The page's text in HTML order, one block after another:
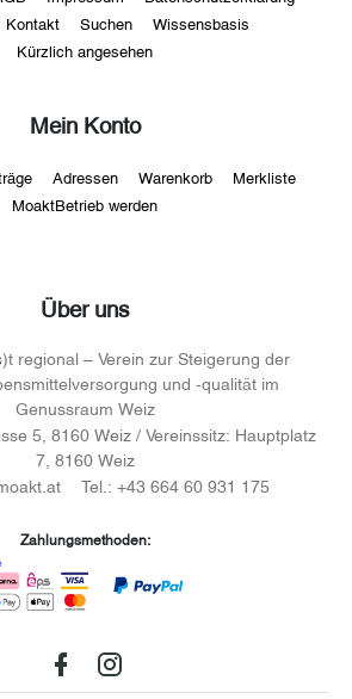
Kontakt Suchen Wissensbasis
Kürzlich angesehen
Mein Konto
Adressen Warenkorb Merkliste
MoaktBetrieb werden
Über uns
regional – Verein zur Steigerung der
und -qualität im
Genussraum Weiz
5, 8160 Weiz / Vereinssitz: Hauptplatz
7, 8160 Weiz
Tel.: +43 664 60 931 175
Zahlungsmethoden: